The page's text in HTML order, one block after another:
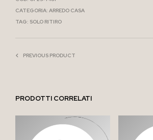
CATEGORIA: ARREDO CASA
TAG: SOLO RITIRO
PREVIOUS PRODUCT
PRODOTTI CORRELATI